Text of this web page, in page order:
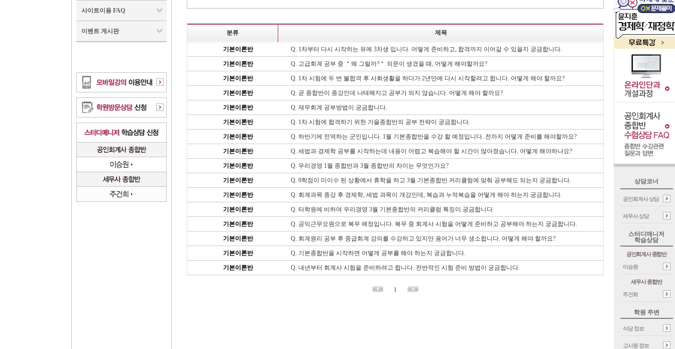
사이트이용 FAQ
이벤트 게시판 분류 제목
기본이론반 Q. 1차부터 다시 시작하는 유예 3차생 입니다. 어떻게 준비하고, 합격까지 이어갈 수 있을지 궁금합니다.
기본이론반 Q. 고급회계 공부 중 ＂왜 그럴까?＂ 의문이 생겼을 때, 어떻게 해야할까요?
기본이론반 Q. 1차 시험에 두 번 불합격 후 사회생활을 하다가 2년만에 다시 시작할려고 합니다. 어떻게 해야 할까요?
기본이론반 Q. 곧 종합반이 종강인데 나태해지고 공부가 되지 않습니다. 어떻게 해야 할까요?
기본이론반 Q. 재무회계 공부방법이 궁금합니다.
기본이론반 Q. 1차 시험에 합격하기 위한 가을종합반의 공부 전략이 궁금합니다.
기본이론반 Q. 하반기에 전역하는 군인입니다. 1월 기본종합반을 수강 할 예정입니다. 전까지 어떻게 준비를 해야할까요?
기본이론반 Q. 세법과 경제학 공부를 시작하는데 내용이 어렵고 복습해야 할 시간이 많아졌습니다. 어떻게 해야하나요?
기본이론반 Q. 우리경영 1월 종합반과 3월 종합반의 차이는 무엇인가요?
기본이론반 Q. 9학점이 미이수 된 상황에서 휴학을 하고 3월 기본종합반 커리큘럼에 맞춰 공부해도 되는지 궁금합니다.
기본이론반 Q. 회계과목 종강 후 경제학, 세법 과목이 개강인데, 복습과 누적복습을 어떻게 해야 하는지 궁금합니다.
기본이론반 Q. 타학원에 비하여 우리경영 3월 기본종합반의 커리큘럼 특징이 궁금합니다.
기본이론반 Q. 공익근무요원으로 복무 예정입니다. 복무 중 회계사 시험을 어떻게 준비하고 공부해야 하는지 궁금합니다.
기본이론반 Q. 회계원리 공부 후 중급회계 강의를 수강하고 있지만 용어가 너무 생소합니다. 어떻게 해야 할까요?
기본이론반 Q. 기본종합반을 시작하면 어떻게 공부를 해야 하는지 궁금합니다.
기본이론반 Q. 내년부터 회계사 시험을 준비하려고 합니다. 전반적인 시험 준비 방법이 궁금합니다.
1
상담코너
공인회계사 상담
세무사 상담
스터디매니저
학습상담
공인회계사 종합반
이승원
세무사 종합반
주건희
학원 주변
식당 정보
고시원 정보